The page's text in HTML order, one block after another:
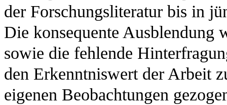
der Forschungsliteratur bis in
Die konsequente Ausblendung
sowie die fehlende
den Erkenntniswert der Arbeit
eigenen Beobachtungen